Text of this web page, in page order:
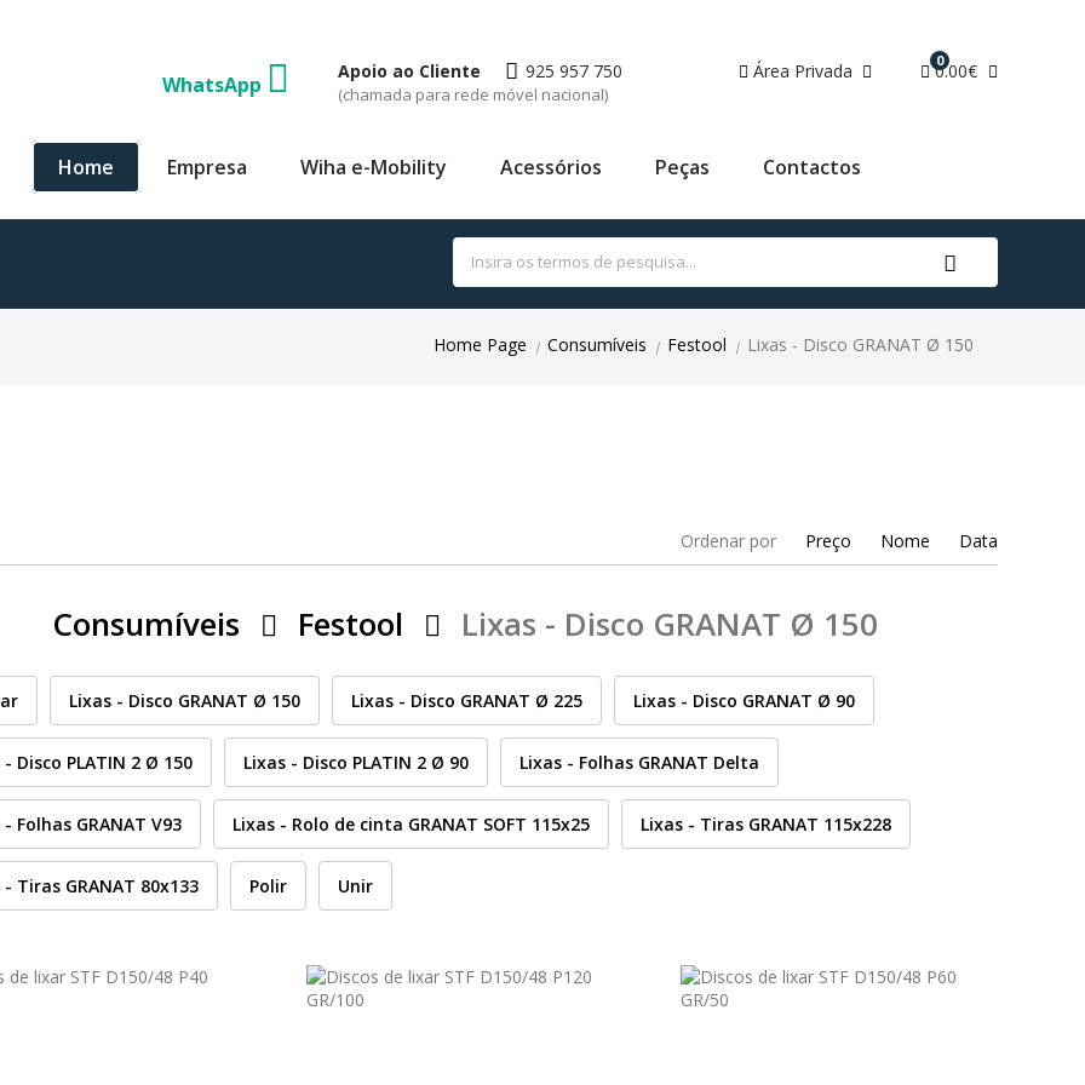
WhatsApp
Apoio ao Cliente 925 957 750
(chamada para rede móvel nacional)
Área Privada 0
0.00€
Home Empresa Wiha e-Mobility Acessórios Peças Contactos
Home Page | Consumíveis | Festool | Lixas - Disco GRANAT Ø 150
Ordenar por Preço Nome Data
Consumíveis Festool Lixas - Disco GRANAT Ø 150
Lixas - Disco GRANAT Ø 150 Lixas - Disco GRANAT Ø 225 Lixas - Disco GRANAT Ø 90
- Disco PLATIN 2 Ø 150 Lixas - Disco PLATIN 2 Ø 90 Lixas - Folhas GRANAT Delta
- Folhas GRANAT V93 Lixas - Rolo de cinta GRANAT SOFT 115x25 Lixas - Tiras GRANAT 115x228
- Tiras GRANAT 80x133 Polir Unir